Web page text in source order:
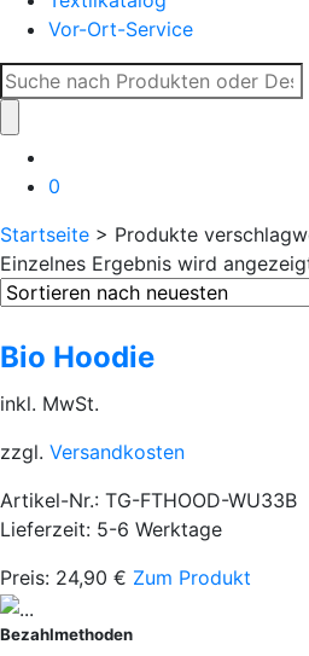
Vor-Ort-Service
Suche
nach:
0
Startseite > Produkte
Einzelnes Ergebnis wird
Bio Hoodie
inkl. MwSt.
zzgl. Versandkosten
Artikel-Nr.: TG-FTHOOD-WU33B
Lieferzeit: 5-6 Werktage
Preis: 24,90 € Zum Produkt
Bezahlmethoden